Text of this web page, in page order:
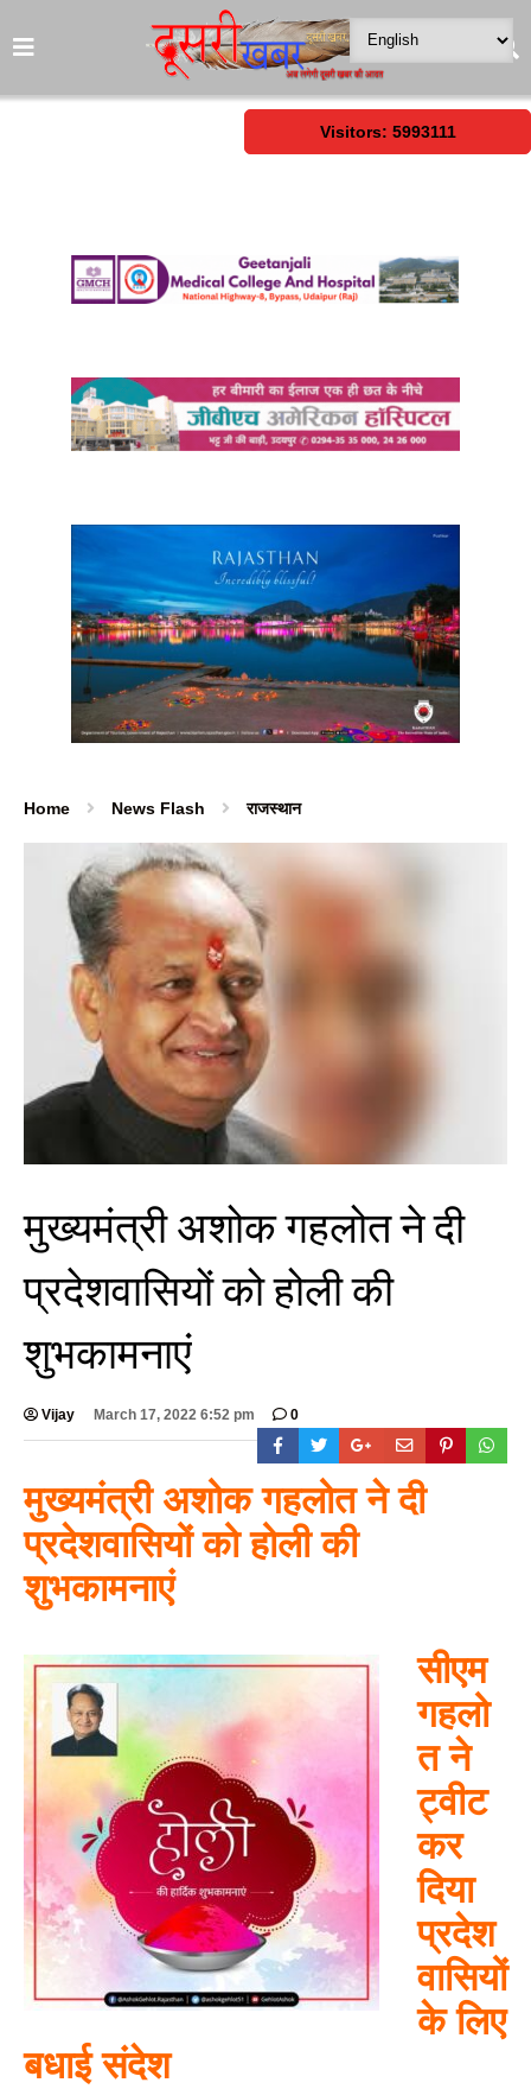
Visitors: 5993111
Home News Flash राजस्थान
मुख्यमंत्री अशोक गहलोत ने दी
प्रदेशवासियों को होली की
शुभकामनाएं
Vijay March 17, 2022 6:52 pm 0
मुख्यमंत्री अशोक गहलोत ने दी
प्रदेशवासियों को होली की
शुभकामनाएं
सीएम
गहलो
त ने
ट्वीट
कर
दिया
प्रदेश
वासियों
के लिए
बधाई संदेश